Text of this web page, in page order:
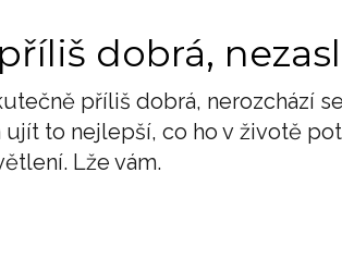
dobrá,
příliš dobrá, nerozchází
ujít to nejlepší, co ho v životě
Lže vám.